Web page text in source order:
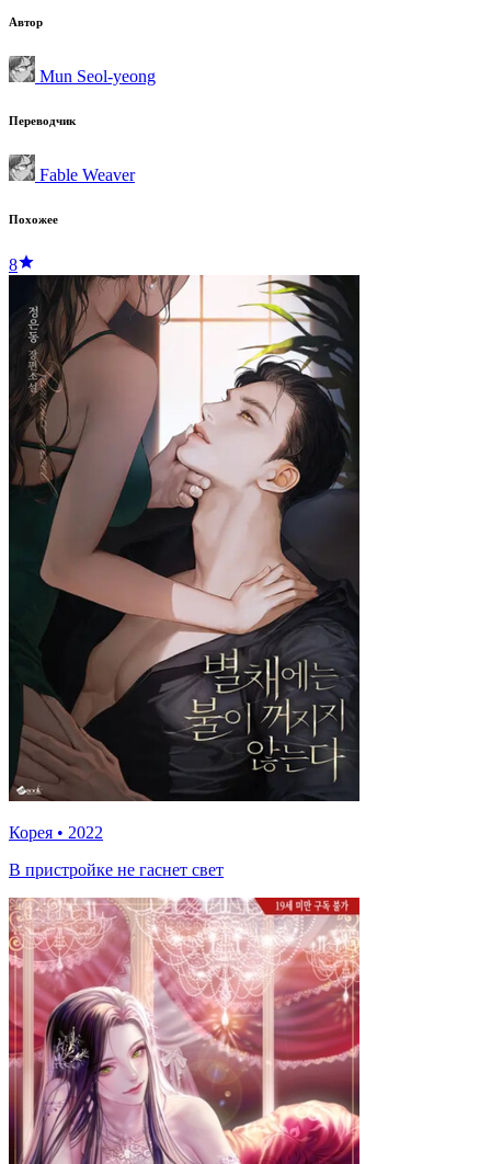
Автор
Mun Seol-yeong
Переводчик
Fable Weaver
Похожее
8
Корея • 2022
В пристройке не гаснет свет